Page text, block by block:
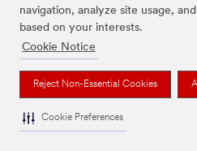
navigation, analyze site usage,
based on your interests.
Cookie Notice
Reject Non-Essential Cookies
Cookie Preferences